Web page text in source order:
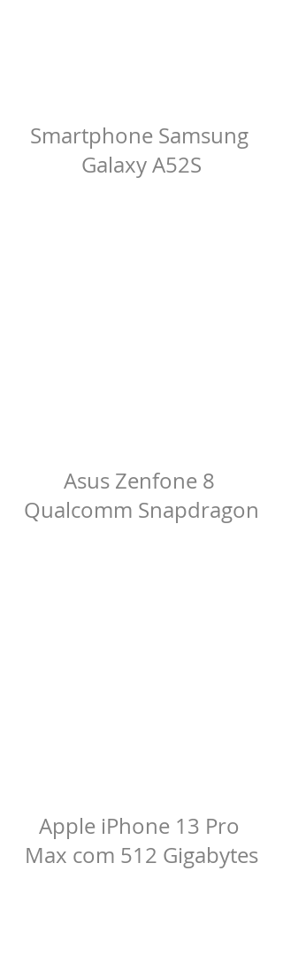
Smartphone Samsung
Galaxy A52S
Asus Zenfone 8
Qualcomm Snapdragon
Apple iPhone 13 Pro
Max com 512 Gigabytes